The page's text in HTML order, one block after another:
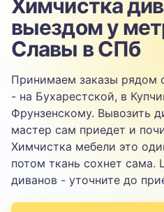
Выберите ткань…
ЗАГРЯЗНЕНИЕ
ТЕЛЕФОН
Химчистка
выездом у
Славы в СПб
Принимаем заказы рядом
- на Бухарестской, в
Фрунзенскому. Вывозить
мастер сам приедет и
Химчистка мебели это
потом ткань сохнет сама.
диванов - уточните до